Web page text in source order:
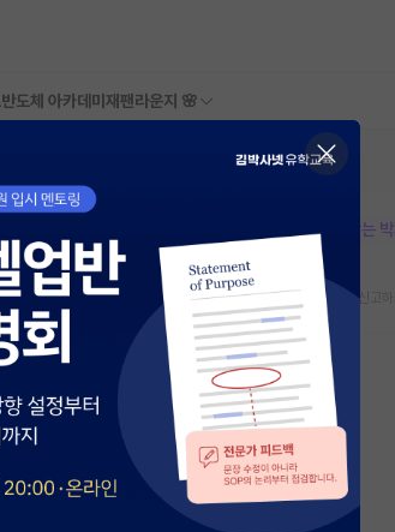
반도체 아카데미 재팬라운지 🌸
본문이 수정되지 않는
스크랩 신고